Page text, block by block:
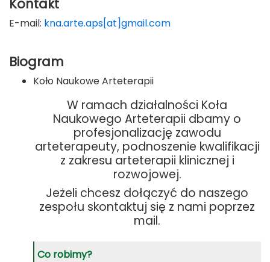
Kontakt
E-mail: kna.arte.aps[at]gmail.com
Biogram
Koło Naukowe Arteterapii
W ramach działalności Koła
Naukowego Arteterapii dbamy o
profesjonalizację zawodu
arteterapeuty, podnoszenie kwalifikacji
z zakresu arteterapii klinicznej i
rozwojowej.
Jeżeli chcesz dołączyć do naszego
zespołu skontaktuj się z nami poprzez
mail.
Co robimy?